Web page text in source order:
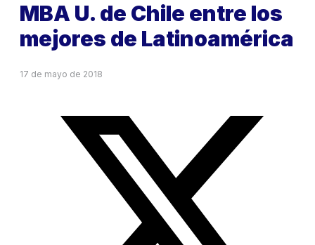
MBA U. de Chile entre los
mejores de Latinoamérica
17 de mayo de 2018